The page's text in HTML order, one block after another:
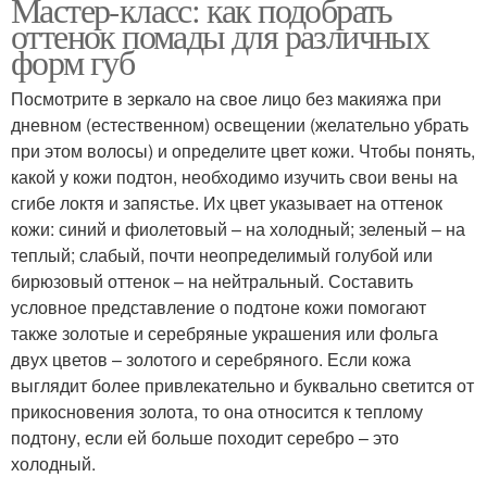
оттенок помады для различных
форм губ
Посмотрите в зеркало на свое лицо без макияжа при
дневном (естественном) освещении (желательно убрать
при этом волосы) и определите цвет кожи. Чтобы понять,
какой у кожи подтон, необходимо изучить свои вены на
сгибе локтя и запястье. Их цвет указывает на оттенок
кожи: синий и фиолетовый – на холодный; зеленый – на
теплый; слабый, почти неопределимый голубой или
бирюзовый оттенок – на нейтральный. Составить
условное представление о подтоне кожи помогают
также золотые и серебряные украшения или фольга
двух цветов – золотого и серебряного. Если кожа
выглядит более привлекательно и буквально светится от
прикосновения золота, то она относится к теплому
подтону, если ей больше походит серебро – это
холодный.